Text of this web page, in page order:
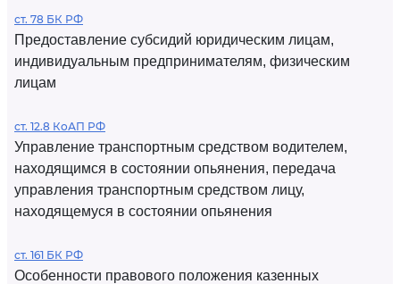
ст. 78 БК РФ
Предоставление субсидий юридическим лицам,
индивидуальным предпринимателям, физическим
лицам
ст. 12.8 КоАП РФ
Управление транспортным средством водителем,
находящимся в состоянии опьянения, передача
управления транспортным средством лицу,
находящемуся в состоянии опьянения
ст. 161 БК РФ
Особенности правового положения казенных